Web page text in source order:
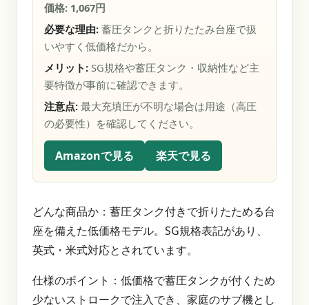
価格: 1,067円
必要な理由: 蓄圧タンクと折りたたみ台座で扱
いやすく低価格だから。
メリット: SG規格や蓄圧タンク・収納性など主
要特徴が事前に確認できます。
注意点: 最大充填圧が不明な場合は用途（高圧
の必要性）を確認してください。
Amazonで見る 楽天で見る
どんな商品か：蓄圧タンク付きで折りたためる台
座を備えた低価格モデル。SG規格表記があり、
英式・米式対応とされています。
仕様のポイント：低価格で蓄圧タンクが付くため
少ないストロークで注入でき、家庭のサブ機とし